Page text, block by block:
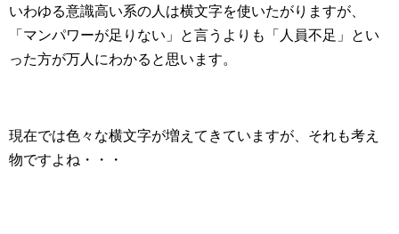
いわゆる意識高い系の人は横文字を使いたがりますが、
「マンパワーが足りない」と言うよりも「人員不足」とい
った方が万人にわかると思います。
現在では色々な横文字が増えてきていますが、それも考え
物ですよね・・・